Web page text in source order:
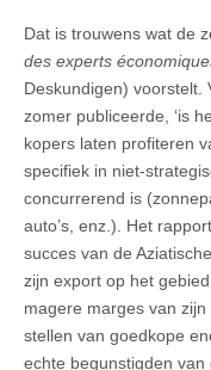
Dat is trouwens wat de
des experts
Deskundigen) voorstelt.
zomer publiceerde, ‘is
kopers laten profiteren
specifiek in niet-
concurrerend is
auto’s, enz.). Het
succes van de
zijn export op het
magere marges van
stellen van goedkope
echte begunstigden